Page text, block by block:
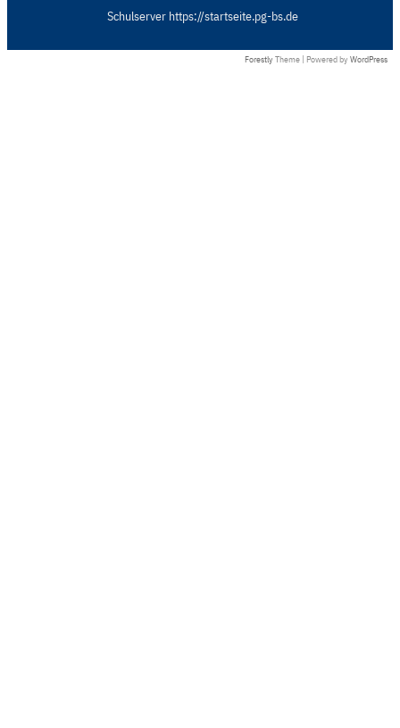
Schulserver https://startseite.pg-bs.de
Forestly Theme | Powered by WordPress